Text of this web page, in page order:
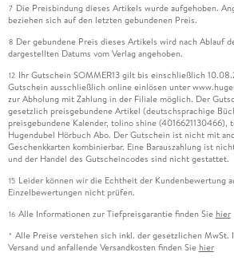
7 Die Preisbindung dieses Artikels wurde aufgehoben.
beziehen sich auf den letzten gebundenen Preis.
8 Der gebundene Preis dieses Artikels wird nach Ablauf
dargestellten Datums vom Verlag angehoben.
12 Ihr Gutschein SOMMER13 gilt bis einschließlich
Gutschein ausschließlich online einlösen unter
zur Abholung mit Zahlung in der Filiale möglich. Der
gesetzlich preisgebundene Artikel (deutschsprachige
preisgebundene Kalender, tolino shine (4016621130466),
Hugendubel Hörbuch Abo. Der Gutschein ist nicht mit
Geschenkkarten kombinierbar. Eine Barauszahlung ist
und der Handel des Gutscheincodes sind nicht gestattet.
15 Leider können wir die Echtheit der Kundenbewertung
Einzelbewertungen nicht prüfen.
16 Alle Informationen zur Tiefpreisgarantie finden Sie hier
* Alle Preise verstehen sich inkl. der gesetzlichen MwSt.
Versand und anfallende Versandkosten finden Sie hier